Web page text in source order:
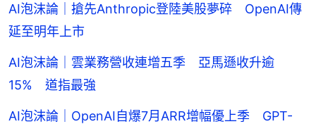
AI泡沫論｜搶先Anthropic登陸美股夢碎 OpenAI傳
延至明年上市
AI泡沫論｜雲業務營收連增五季 亞馬遜收升逾
15% 道指最強
AI泡沫論｜OpenAI自爆7月ARR增幅優上季 GPT-